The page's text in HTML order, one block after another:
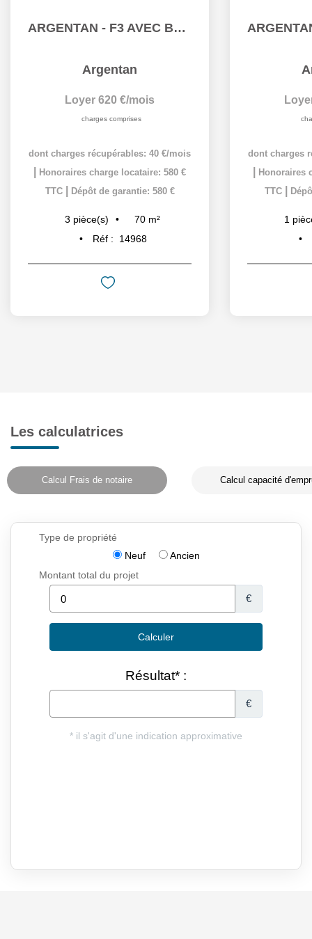
ARGENTAN - F3 AVEC BALCON DANS RESIDENCE AVEC ASCENSEUR
Argentan
Loyer 620 €/mois
charges comprises
dont charges récupérables: 40 €/mois
Honoraires charge locataire: 580 €
TTC
Dépôt de garantie: 580 €
3 pièce(s) 70 m²
Réf :
14968
dont charges
Honoraires
TTC
1
Les calculatrices
Calcul Frais de notaire Calcul capacité